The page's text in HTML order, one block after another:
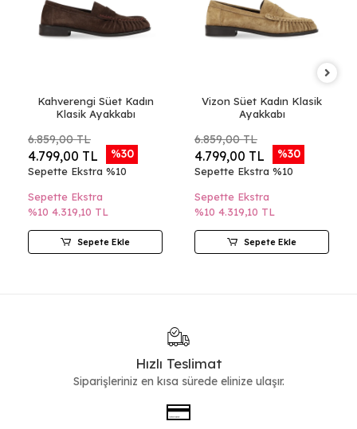
Kahverengi Süet Kadın
Klasik Ayakkabı
6.859,00 TL
4.799,00 TL %30
Sepette Ekstra %10
Sepette Ekstra
%10 4.319,10 TL
Sepete Ekle
Vizon Süet Kadın Klasik
Ayakkabı
6.859,00 TL
4.799,00 TL %30
Sepette Ekstra %10
Sepette Ekstra
%10 4.319,10 TL
Sepete Ekle
Hızlı Teslimat
Siparişleriniz en kısa sürede elinize ulaşır.